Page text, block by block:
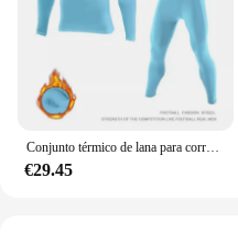
Conjunto térmico de lana para correr para hombre y niño, Jersey de gimnasio, Leggings, camisetas de Fitness, pantalones ajustados, ropa deportiva de fondo
€29.45